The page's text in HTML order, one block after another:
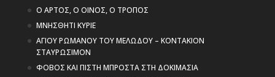
Ο ΑΡΤΟΣ, Ο ΟΙΝΟΣ, Ο ΤΡΟΠΟΣ
ΜΝΗΣΘΗΤΙ ΚΥΡΙΕ
ΑΓΙΟΥ ΡΩΜΑΝΟΥ ΤΟΥ ΜΕΛΩΔΟΥ – ΚΟΝΤΑΚΙΟΝ
ΣΤΑΥΡΩΣΙΜΟΝ
ΦΟΒΟΣ ΚΑΙ ΠΙΣΤΗ ΜΠΡΟΣΤΑ ΣΤΗ ΔΟΚΙΜΑΣΙΑ